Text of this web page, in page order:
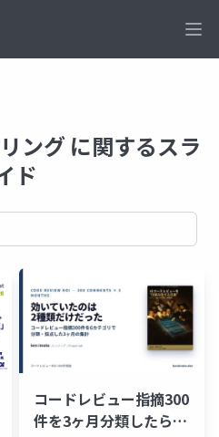
ング に関するスラ
ド
コードレビュー指摘300
件を3ヶ月分類したら効